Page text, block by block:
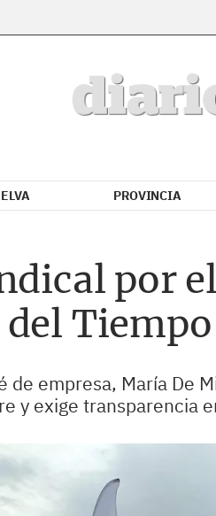
PROVINCIA
por
del
empresa, María De
y exige transparencia